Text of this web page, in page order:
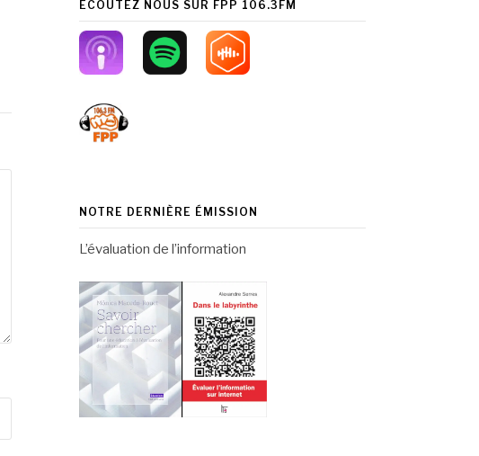
ÉCOUTEZ NOUS SUR FPP 106.3FM
NOTRE DERNIÈRE ÉMISSION
L’évaluation de l’information